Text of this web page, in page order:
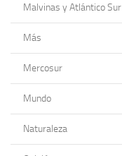
Malvinas y Atlántico Sur
Más
Mercosur
Mundo
Naturaleza